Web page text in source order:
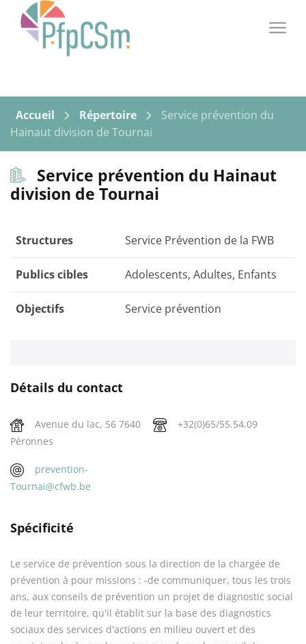
Aller au contenu
PFPCSM
Accueil Répertoire
Service prévention du
Hainaut division de Tournai
Service prévention du Hainaut
division de Tournai
Structures Service Prévention de la FWB
Publics cibles Adolescents, Adultes, Enfants
Objectifs Service prévention
Détails du contact
Avenue du lac, 56 7640
Péronnes
+32(0)65/55.54.09
prevention-
Tournai@cfwb.be
Spécificité
Le service de prévention sous la direction de la chargée de
prévention à pour missions : -de communiquer, tous les trois
ans, aux conseils de prévention un projet de diagnostic social
de leur territoire, qu'il établit sur la base des diagnostics
sociaux des services d'actions en milieu ouvert et des